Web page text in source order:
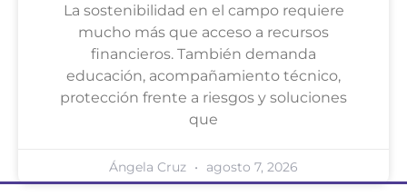
La sostenibilidad en el campo requiere
mucho más que acceso a recursos
financieros. También demanda
educación, acompañamiento técnico,
protección frente a riesgos y soluciones
que
Ángela Cruz agosto 7, 2026